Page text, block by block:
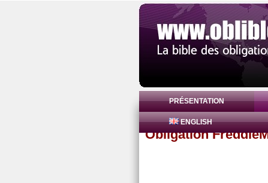
PRÉSENTATION
ENGLISH
Obligation